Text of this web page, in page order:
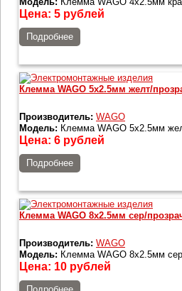
Цена: 5 рублей
Подробнее
Клемма WAGO 5x2.5мм желт/
Производитель: WAGO
Модель: Клемма WAGO 5x2.5мм
Цена: 6 рублей
Подробнее
Клемма WAGO 8x2.5мм сер/
Производитель: WAGO
Модель: Клемма WAGO 8x2.5мм
Цена: 10 рублей